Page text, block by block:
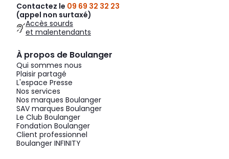
Contactez le 09 69 32 32 23
(appel non surtaxé)
Accès sourds
et malentendants
À propos de Boulanger
Qui sommes nous
Plaisir partagé
L'espace Presse
Nos services
Nos marques Boulanger
SAV marques Boulanger
Le Club Boulanger
Fondation Boulanger
Client professionnel
Boulanger INFINITY